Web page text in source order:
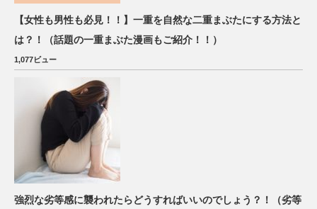
【女性も男性も必見！！】一重を自然な二重まぶたにする方法と
は？！（話題の一重まぶた漫画もご紹介！！）
1,077ビュー
強烈な劣等感に襲われたらどうすればいいのでしょう？！（劣等